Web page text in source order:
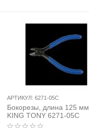
АРТИКУЛ: 6271-05C
Бокорезы, длина 125 мм
KING TONY 6271-05C